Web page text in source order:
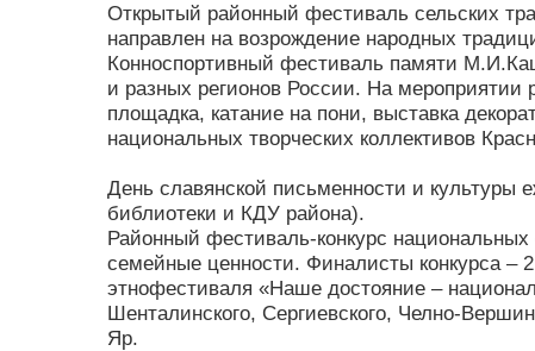
Открытый районный фестиваль сельских
направлен на возрождение народных
Конноспортивный фестиваль памяти
и разных регионов России. На мероприятии
площадка, катание на пони, выставка
национальных творческих коллективов
День славянской письменности и культуры
библиотеки и КДУ района).
Районный фестиваль-конкурс
семейные ценности. Финалисты конкурса –
этнофестиваля «Наше достояние –
Шенталинского, Сергиевского, Челно-
Яр.